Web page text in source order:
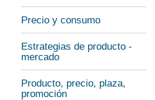
Precio y consumo
Estrategias de producto -
mercado
Producto, precio, plaza,
promoción